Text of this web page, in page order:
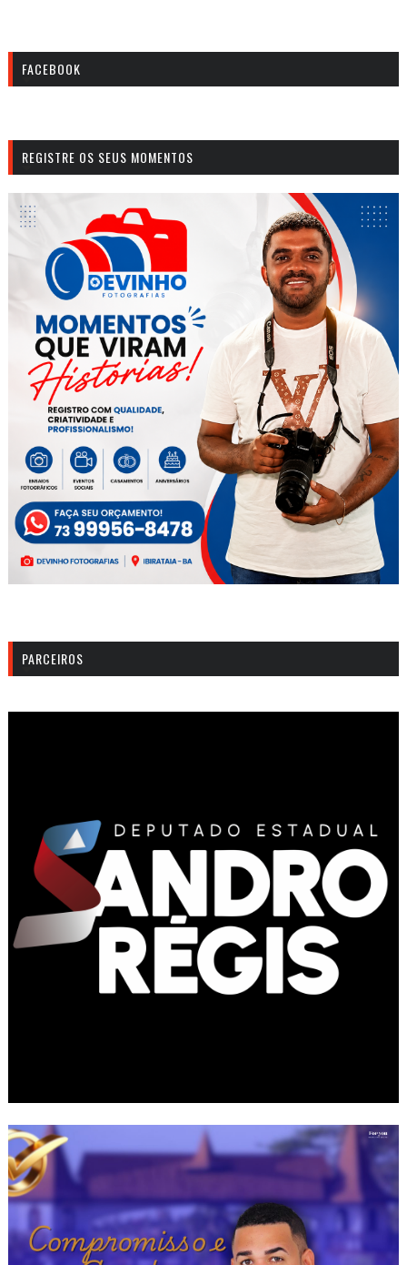
FACEBOOK
REGISTRE OS SEUS MOMENTOS
PARCEIROS